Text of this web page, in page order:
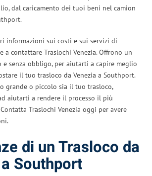
dal caricamento dei tuoi beni nel camion
informazioni sui costi e sui servizi di
a contattare Traslochi Venezia. Offrono un
senza obbligo, per aiutarti a capire meglio
il tuo trasloco da Venezia a Southport.
grande o piccolo sia il tuo trasloco,
aiutarti a rendere il processo il più
Traslochi Venezia oggi per avere
di un Trasloco da
Southport